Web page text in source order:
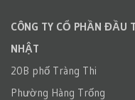
CÔNG TY CỔ PHẦN ĐẦU
NHẬT
20B phố Tràng Thi
Phường Hàng Trống